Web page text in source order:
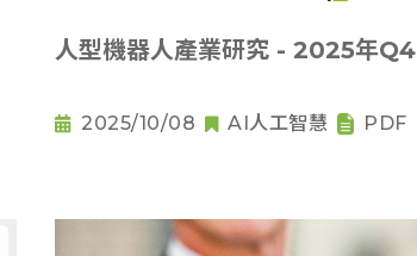
人型機器人產業研究 - 2025年Q4
2025/10/08 AI人工智慧 PDF